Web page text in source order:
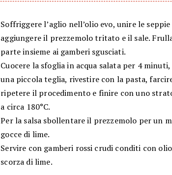
Soffriggere l’aglio nell’olio evo, unire le
aggiungere il prezzemolo tritato e il sale.
parte insieme ai gamberi sgusciati.
Cuocere la sfoglia in acqua salata per 4
una piccola teglia, rivestire con la pasta,
ripetere il procedimento e finire con uno
a circa 180°C.
Per la salsa sbollentare il prezzemolo per un
gocce di lime.
Servire con gamberi rossi crudi conditi con
scorza di lime.